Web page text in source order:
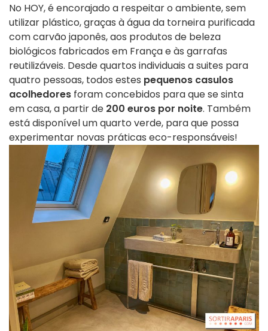
No HOY, é encorajado a respeitar o ambiente, sem
utilizar plástico, graças à água da torneira purificada
com carvão japonês, aos produtos de beleza
biológicos fabricados em França e às garrafas
reutilizáveis. Desde quartos individuais a suites para
quatro pessoas, todos estes pequenos casulos
acolhedores foram concebidos para que se sinta
em casa, a partir de 200 euros por noite. Também
está disponível um quarto verde, para que possa
experimentar novas práticas eco-responsáveis!